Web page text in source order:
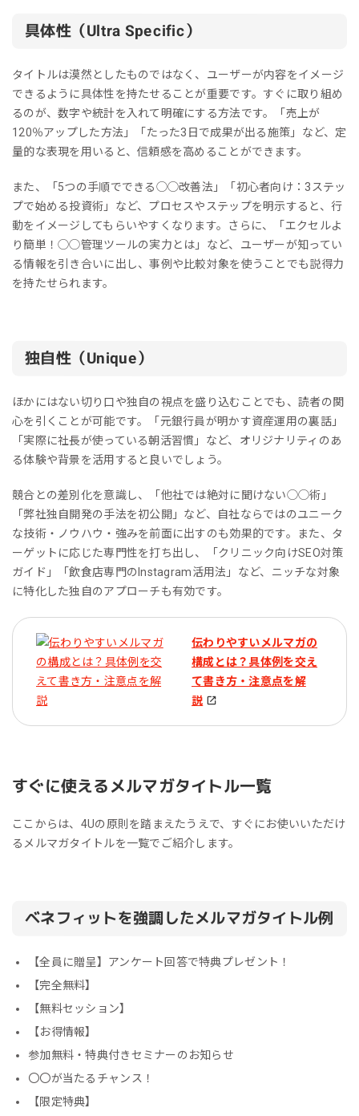
具体性（Ultra Specific）
タイトルは漠然としたものではなく、ユーザーが内容をイメージ
できるように具体性を持たせることが重要です。すぐに取り組め
るのが、数字や統計を入れて明確にする方法です。「売上が
120％アップした方法」「たった3日で成果が出る施策」など、定
量的な表現を用いると、信頼感を高めることができます。
また、「5つの手順でできる◯◯改善法」「初心者向け：3ステッ
プで始める投資術」など、プロセスやステップを明示すると、行
動をイメージしてもらいやすくなります。さらに、「エクセルよ
り簡単！◯◯管理ツールの実力とは」など、ユーザーが知ってい
る情報を引き合いに出し、事例や比較対象を使うことでも説得力
を持たせられます。
独自性（Unique）
ほかにはない切り口や独自の視点を盛り込むことでも、読者の関
心を引くことが可能です。「元銀行員が明かす資産運用の裏話」
「実際に社長が使っている朝活習慣」など、オリジナリティのあ
る体験や背景を活用すると良いでしょう。
競合との差別化を意識し、「他社では絶対に聞けない◯◯術」
「弊社独自開発の手法を初公開」など、自社ならではのユニーク
な技術・ノウハウ・強みを前面に出すのも効果的です。また、タ
ーゲットに応じた専門性を打ち出し、「クリニック向けSEO対策
ガイド」「飲食店専門のInstagram活用法」など、ニッチな対象
に特化した独自のアプローチも有効です。
伝わりやすいメルマガの
構成とは？具体例を交え
て書き方・注意点を解
説
すぐに使えるメルマガタイトル一覧
ここからは、4Uの原則を踏まえたうえで、すぐにお使いいただけ
るメルマガタイトルを一覧でご紹介します。
ベネフィットを強調したメルマガタイトル例
【全員に贈呈】アンケート回答で特典プレゼント！
【完全無料】
【無料セッション】
【お得情報】
参加無料・特典付きセミナーのお知らせ
〇〇が当たるチャンス！
【限定特典】